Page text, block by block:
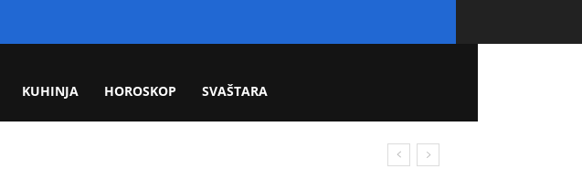
KUHINJA HOROSKOP SVAŠTARA